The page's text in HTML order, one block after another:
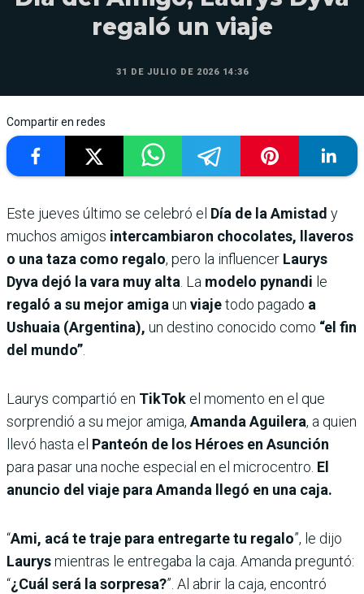
regaló un viaje
31 DE JULIO DE 2026 14:36
Compartir en redes
Este jueves último se celebró el Día de la Amistad y
muchos amigos intercambiaron chocolates, llaveros
o una taza como regalo, pero la influencer Laurys
Dyva dejó la vara muy alta . La modelo pynandi le
regaló a su mejor amiga un viajetodo pagado a
Ushuaia (Argentina), un destino conocido como “el fin
del mundo”
Laurys compartió en TikTok el momento en el que
sorprendió a su mejor amiga, Amanda Aguilera, a quien
llevó hasta el Panteón de los Héroes en Asunción
para pasar una noche especial en el microcentro. El
anuncio del viaje para Amanda llegó en una caja.
“Ami, acá te traje para entregarte tu regalo”, le dijo
Laurysmientras le entregaba la caja. Amanda preguntó:
“¿Cuál será la sorpresa?”. Al abrir la caja, encontró